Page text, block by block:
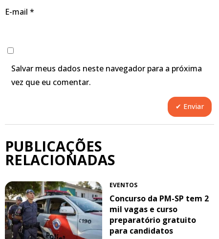
E-mail *
Salvar meus dados neste navegador para a próxima
vez que eu comentar.
PUBLICAÇÕES
RELACIONADAS
EVENTOS
Concurso da PM-SP tem 2
mil vagas e curso
preparatório gratuito
para candidatos